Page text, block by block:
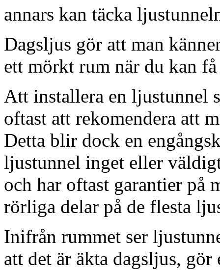
annars kan täcka
Dagsljus gör att man
ett mörkt rum när du kan
Att installera en ljustunnel
oftast att rekomendera att
Detta blir dock en
ljustunnel inget eller
och har oftast garantier på
rörliga delar på de flesta
Inifrån rummet ser
att det är äkta dagsljus,